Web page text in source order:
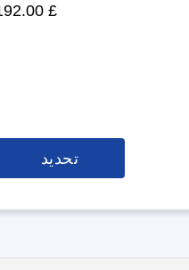
£ 192.00
تحديد